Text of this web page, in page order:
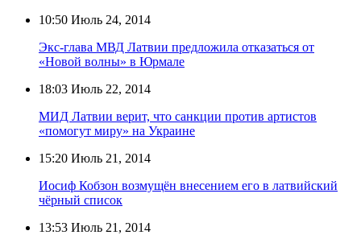
10:50 Июль 24, 2014
Экс-глава МВД Латвии предложила отказаться от
«Новой волны» в Юрмале
18:03 Июль 22, 2014
МИД Латвии верит, что санкции против артистов
«помогут миру» на Украине
15:20 Июль 21, 2014
Иосиф Кобзон возмущён внесением его в латвийский
чёрный список
13:53 Июль 21, 2014